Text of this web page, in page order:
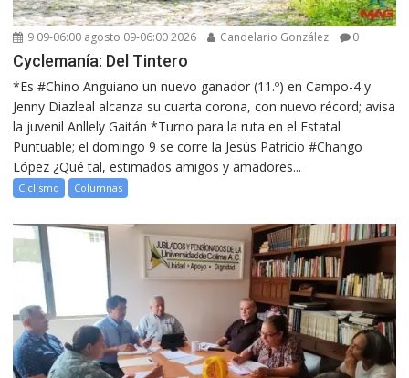
9 09-06:00 agosto 09-06:00 2026 Candelario González 0
Cyclemanía: Del Tintero
*Es #Chino Anguiano un nuevo ganador (11.º) en Campo-4 y
Jenny Diazleal alcanza su cuarta corona, con nuevo récord; avisa
la juvenil Anllely Gaitán *Turno para la ruta en el Estatal
Puntuable; el domingo 9 se corre la Jesús Patricio #Chango
López ¿Qué tal, estimados amigos y amadores...
Ciclismo Columnas